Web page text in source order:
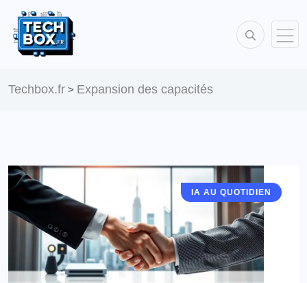
Techbox.fr > Expansion des capacités
IA AU QUOTIDIEN